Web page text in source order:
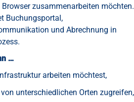
zusammenarbeiten möchten.
Buchungsportal,
und Abrechnung in
…
arbeiten möchtest,
unterschiedlichen Orten zugreifen,